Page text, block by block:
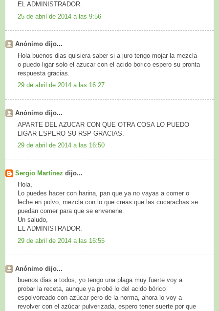
EL ADMINISTRADOR.
25 de abril de 2014 a las 9:56
Anónimo dijo...
Hola buenos dias quisiera saber si a juro tengo mojar la mezcla
o puedo ligar solo el azucar con el acido borico espero su pronta
respuesta gracias.
29 de abril de 2014 a las 16:27
Anónimo dijo...
APARTE DEL AZUCAR CON QUE OTRA COSA LO PUEDO
LIGAR ESPERO SU RSP GRACIAS.
29 de abril de 2014 a las 16:50
Sergio Martínez dijo...
Hola,
Lo puedes hacer con harina, pan que ya no vayas a comer o
leche en polvo, mezcla con lo que creas que las cucarachas se
puedan comer para que se envenene.
Un saludo,
EL ADMINISTRADOR.
29 de abril de 2014 a las 16:55
Anónimo dijo...
buenos dias a todos, yo tengo una plaga muy fuerte voy a
probar la receta, aunque ya probé lo del acido bórico
espolvoreado con azúcar pero de la norma, ahora lo voy a
revolver con el azúcar pulverizada, espero tener suerte por que